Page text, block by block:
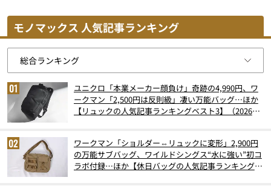
モノマックス 人気記事ランキング
ユニクロ「本業メーカー顔負け」奇跡の4,990円、ワ
ークマン「2,500円は反則級」凄い万能バッグ…ほか
【リュックの人気記事ランキングベスト3】（2026年
ワークマン「ショルダー⇔リュックに変形」2,900円
の万能サブバッグ、ワイルドシングス“水に強い”初コ
ラボ付録…ほか【休日バッグの人気記事ランキングベ